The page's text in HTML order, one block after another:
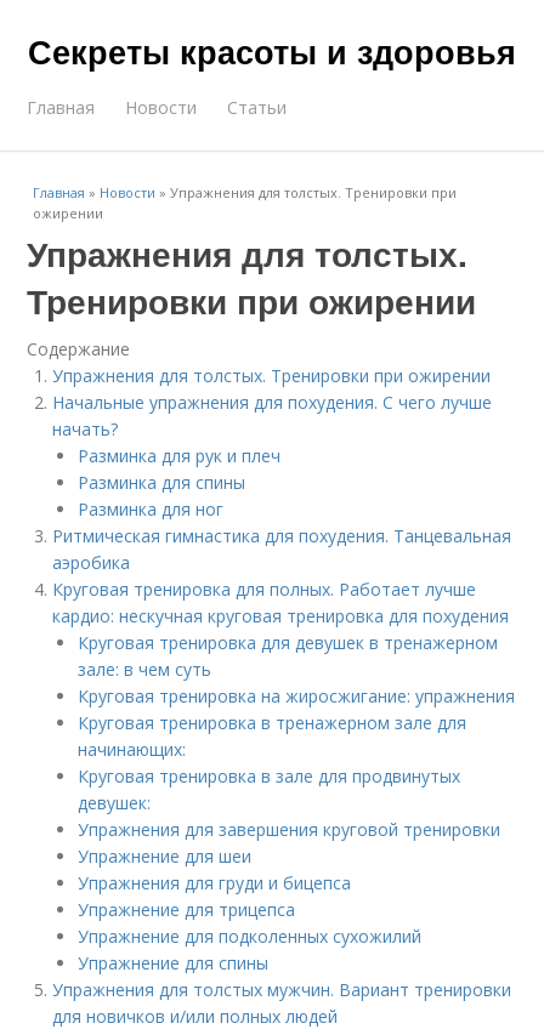
Секреты красоты и здоровья
Главная Новости Статьи
Главная » Новости »Упражнения для толстых. Тренировки при
ожирении
Упражнения для толстых.
Тренировки при ожирении
Содержание
Упражнения для толстых. Тренировки при ожирении
Начальные упражнения для похудения. С чего лучше
начать?
Разминка для рук и плеч
Разминка для спины
Разминка для ног
Ритмическая гимнастика для похудения. Танцевальная
аэробика
Круговая тренировка для полных. Работает лучше
кардио: нескучная круговая тренировка для похудения
Круговая тренировка для девушек в тренажерном
зале: в чем суть
Круговая тренировка на жиросжигание: упражнения
Круговая тренировка в тренажерном зале для
начинающих:
Круговая тренировка в зале для продвинутых
девушек:
Упражнения для завершения круговой тренировки
Упражнение для шеи
Упражнения для груди и бицепса
Упражнение для трицепса
Упражнение для подколенных сухожилий
Упражнение для спины
Упражнения для толстых мужчин. Вариант тренировки
для новичков и/или полных людей